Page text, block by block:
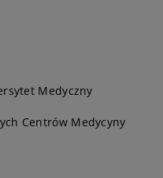
Medyczny
Centrów Medycyny